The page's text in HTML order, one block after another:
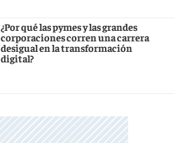
¿Por qué las pymes y las grandes
corporaciones corren una carrera
desigual en la transformación
digital?